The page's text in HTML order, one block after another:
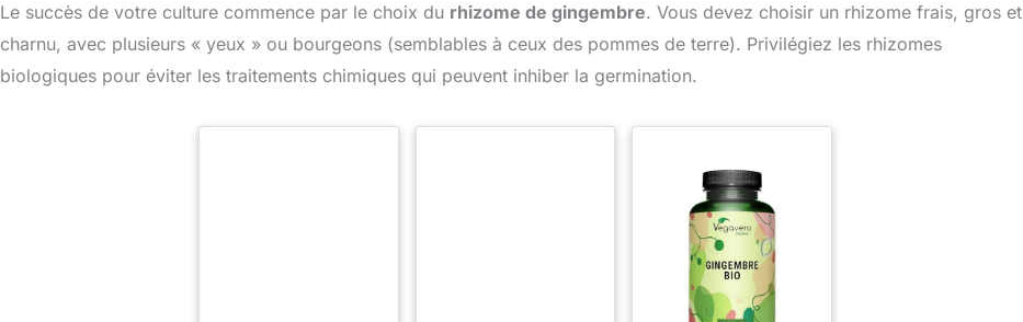
Le succès de votre culture commence par le choix du rhizome de gingembre. Vous devez choisir un rhizome frais, gros et
charnu, avec plusieurs « yeux » ou bourgeons (semblables à ceux des pommes de terre). Privilégiez les rhizomes
biologiques pour éviter les traitements chimiques qui peuvent inhiber la germination.